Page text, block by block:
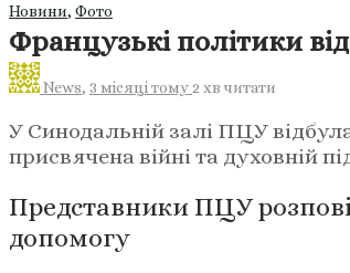
Новини, Фото
Французькі політики
News, 3 місяці тому 2 хв читати
У Синодальній залі ПЦУ
присвячена війні та духовній
Представники ПЦУ
допомогу